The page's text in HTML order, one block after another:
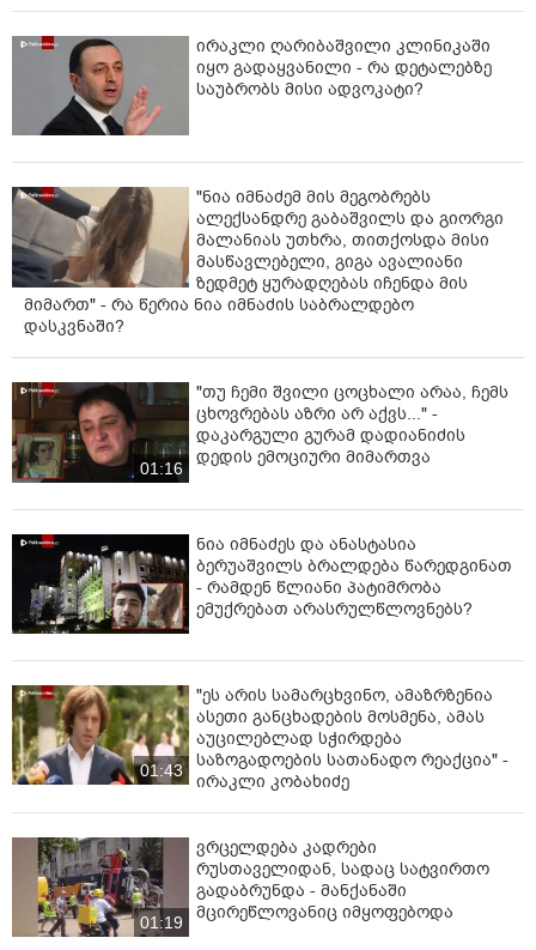
ირაკლი ღარიბაშვილი კლინიკაში
იყო გადაყვანილი - რა დეტალებზე
საუბრობს მისი ადვოკატი?
"ნია იმნაძემ მის მეგობრებს
ალექსანდრე გაბაშვილს და გიორგი
მალანიას უთხრა, თითქოსდა მისი
მასწავლებელი, გიგა ავალიანი
ზედმეტ ყურადღებას იჩენდა მის
მიმართ" - რა წერია ნია იმნაძის საბრალდებო
დასკვნაში?
01:16
"თუ ჩემი შვილი ცოცხალი არაა, ჩემს
ცხოვრებას აზრი არ აქვს..." -
დაკარგული გურამ დადიანიძის
დედის ემოციური მიმართვა
ნია იმნაძეს და ანასტასია
ბერუაშვილს ბრალდება წარედგინათ
- რამდენ წლიანი პატიმრობა
ემუქრებათ არასრულწლოვნებს?
01:43
"ეს არის სამარცხვინო, ამაზრზენია
ასეთი განცხადების მოსმენა, ამას
აუცილებლად სჭირდება
საზოგადოების სათანადო რეაქცია" -
ირაკლი კობახიძე
01:19
ვრცელდება კადრები
რუსთაველიდან, სადაც სატვირთო
გადაბრუნდა - მანქანაში
მცირეწლოვანიც იმყოფებოდა